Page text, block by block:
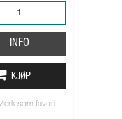
INFO
KJØP
som favoritt